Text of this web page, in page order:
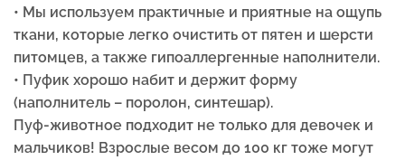
• Мы используем практичные и приятные на ощупь
ткани, которые легко очистить от пятен и шерсти
питомцев, а также гипоаллергенные наполнители.
• Пуфик хорошо набит и держит форму
(наполнитель – поролон, синтешар).
Пуф-животное подходит не только для девочек и
мальчиков! Взрослые весом до 100 кг тоже могут